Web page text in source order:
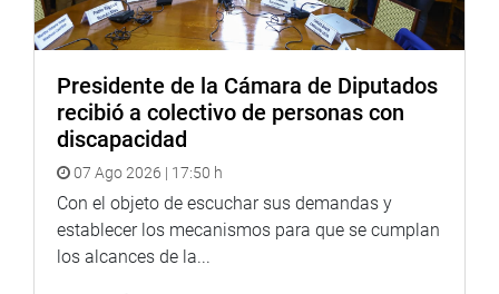
Presidente de la Cámara de Diputados
recibió a colectivo de personas con
discapacidad
07 Ago 2026 | 17:50 h
Con el objeto de escuchar sus demandas y
establecer los mecanismos para que se cumplan
los alcances de la...